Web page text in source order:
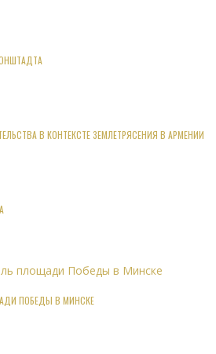
В КОНТЕКСТЕ ЗЕМЛЕТРЯСЕНИЯ В АРМЕНИИ
ПОБЕДЫ В МИНСКЕ